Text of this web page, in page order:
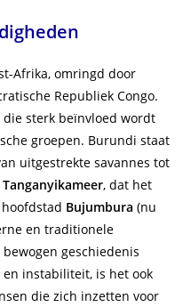
Afrika, omringd door
Republiek Congo.
sterk beïnvloed wordt
groepen. Burundi staat
uitgestrekte savannes tot
Tanganyikameer, dat het
Bujumbura (nu
en traditionele
geschiedenis
instabiliteit, is het ook
die zich inzetten voor